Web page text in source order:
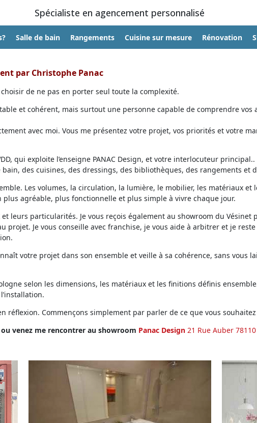
Spécialiste en agencement personnalisé
Salle de bain Rangements Cuisine sur mesure Rénovation
par Christophe Panac
choisir de ne pas en porter seul toute la complexité.
et cohérent, mais surtout une personne capable de comprendre vos
avec moi. Vous me présentez votre projet, vos priorités et votre
qui exploite l’enseigne PANAC Design, et votre interlocuteur
des cuisines, des dressings, des bibliothèques, des rangements et
Les volumes, la circulation, la lumière, le mobilier, les matériaux
agréable, plus fonctionnelle et plus simple à vivre chaque jour.
leurs particularités. Je vous reçois également au showroom du
projet. Je vous conseille avec franchise, je vous aide à arbitrer et je
votre projet dans son ensemble et veille à sa cohérence, sans vous
selon les dimensions, les matériaux et les finitions définis
réflexion. Commençons simplement par parler de ce que vous
ou venez me rencontrer au showroom Panac Design 21 Rue Auber